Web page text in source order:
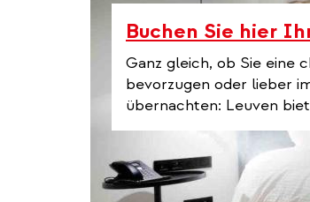
Buchen Sie hier
Ganz gleich, ob Sie eine
bevorzugen oder lieber
übernachten: Leuven